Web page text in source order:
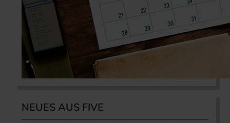
NEUES AUS FIVE